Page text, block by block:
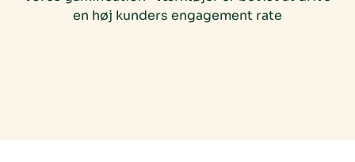
en høj kunders engagement rate